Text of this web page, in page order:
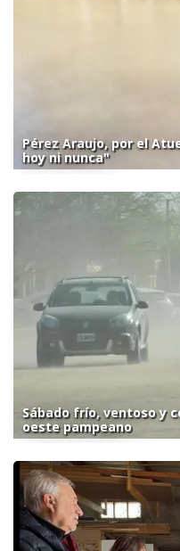
Pérez Araujo, por el
hoy ni nunca"
Sábado frío, ventoso y
oeste pampeano